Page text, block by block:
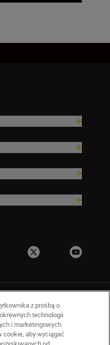
z prośbą o
technologii
i marketingowych.
cookie, aby wyciągać